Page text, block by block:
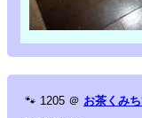
🐾 1205 ＠ お茶くみ